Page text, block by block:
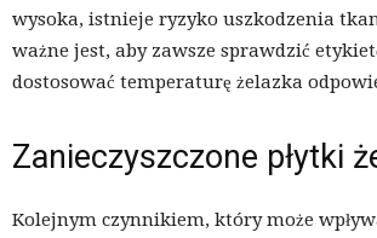
wysoka, istnieje ryzyko uszkodzenia
ważne jest, aby zawsze sprawdzić
dostosować temperaturę żelazka
Zanieczyszczone płytki
Kolejnym czynnikiem, który może